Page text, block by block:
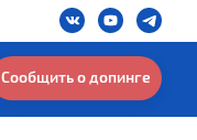
Сообщить о допинге